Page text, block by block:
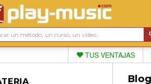
TUS VENTAJAS